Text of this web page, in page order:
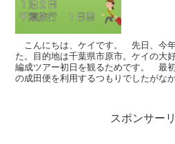
こんにちは、ケイです。 先日、今
た。目的地は千葉県市原市。ケイの大
編成ツアー初日を観るためです。 最
の成田便を利用するつもりでしたがな
スポンサー